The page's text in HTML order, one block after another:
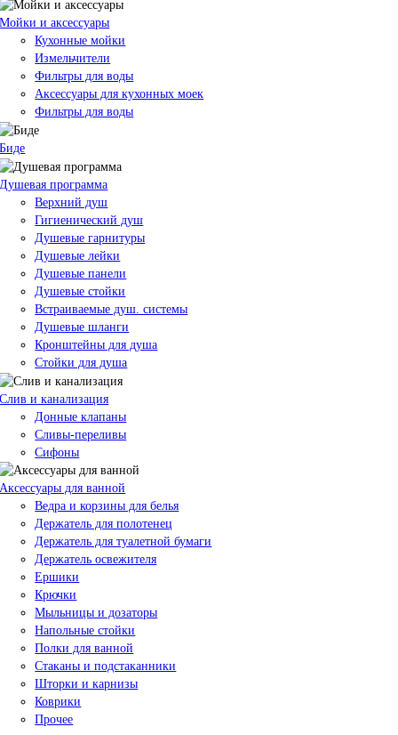
Мойки и аксессуары
Кухонные мойки
Измельчители
Фильтры для воды
Аксессуары для кухонных моек
Фильтры для воды
Биде
Душевая программа
Верхний душ
Гигиенический душ
Душевые гарнитуры
Душевые лейки
Душевые панели
Душевые стойки
Встраиваемые душ. системы
Душевые шланги
Кронштейны для душа
Стойки для душа
Слив и канализация
Донные клапаны
Сливы-переливы
Сифоны
Аксессуары для ванной
Ведра и корзины для белья
Держатель для полотенец
Держатель для туалетной бумаги
Держатель освежителя
Ершики
Крючки
Мыльницы и дозаторы
Напольные стойки
Полки для ванной
Стаканы и подстаканники
Шторки и карнизы
Коврики
Прочее